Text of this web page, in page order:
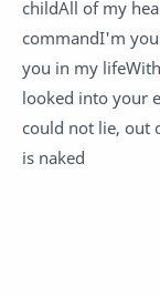
childAll of my
commandI'm
you in my
looked into your
could not lie, out
is naked